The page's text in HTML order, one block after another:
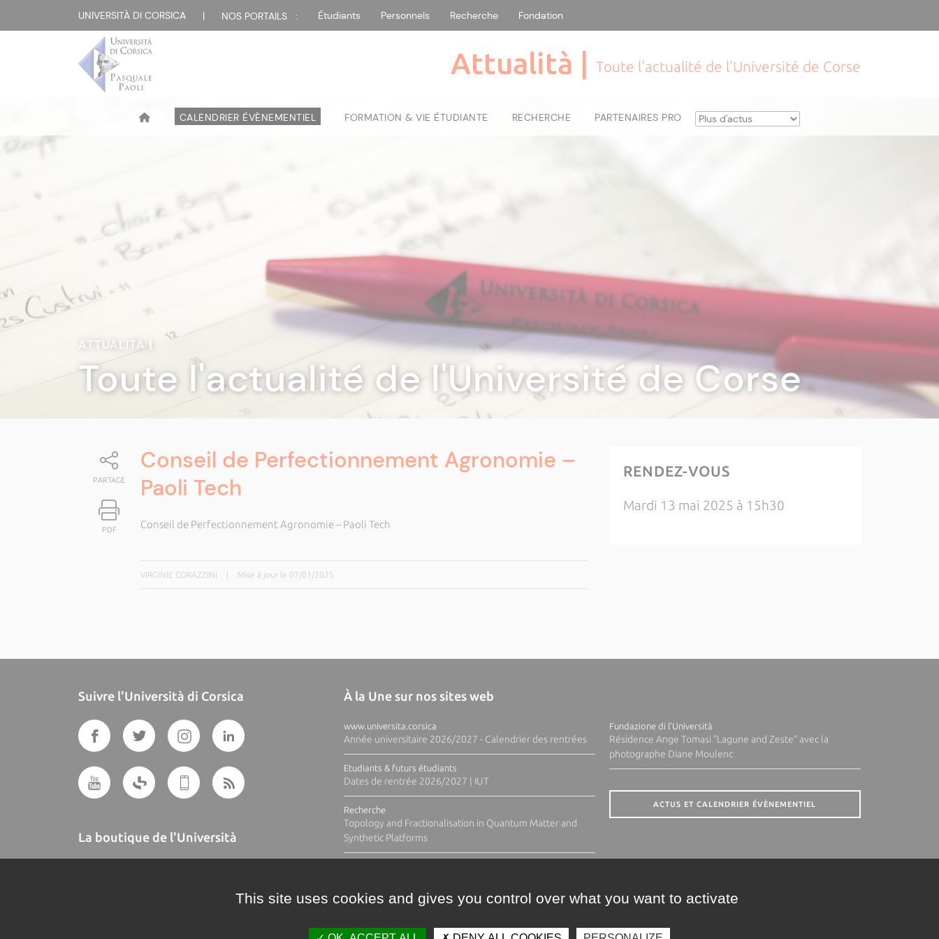
UNIVERSITÀ DI CORSICA | NOS PORTAILS : Étudiants Personnels Recherche Fondation
Attualità | Toute l'actualité de l'Université de Corse
CALENDRIER ÉVÈNEMENTIEL FORMATION & VIE ÉTUDIANTE RECHERCHE PARTENAIRES PRO
ATTUALITÀ|
Toute l'actualité de l'Université de Corse
PARTAGE
PDF
Conseil de Perfectionnement Agronomie –
Paoli Tech
Conseil de Perfectionnement Agronomie – Paoli Tech
VIRGINIE CORAZZINI Mise à jour le 07/01/2025
RENDEZ-VOUS
Mardi 13 mai 2025 à 15h30
Suivre l'Università di Corsica
La boutique de l'Università
À la Une sur nos sites web
www.universita.corsica
Année universitaire 2026/2027 - Calendrier des rentrées
Etudiants & futurs étudiants
Dates de rentrée 2026/2027 | IUT
Recherche
Topology and Fractionalisation in Quantum Matter and
Synthetic Platforms
Fundazione di l'Università
Résidence Ange Tomasi "Lagune and Zeste" avec la
photographe Diane Moulenc
ACTUS ET CALENDRIER ÉVÈNEMENTIEL
This site uses cookies and gives you control over what you want to activate